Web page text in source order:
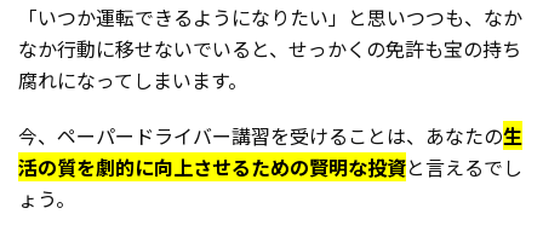
「いつか運転できるようになりたい」と思いつつも、なか
なか行動に移せないでいると、せっかくの免許も宝の持ち
腐れになってしまいます。
今、ペーパードライバー講習を受けることは、あなたの生
活の質を劇的に向上させるための賢明な投資と言えるでし
ょう。